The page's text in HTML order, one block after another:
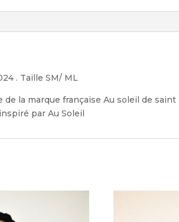
. Taille SM/ ML
la marque française Au soleil de saint
par Au Soleil